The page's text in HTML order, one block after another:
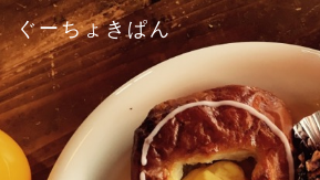
ぐーちょきぱん